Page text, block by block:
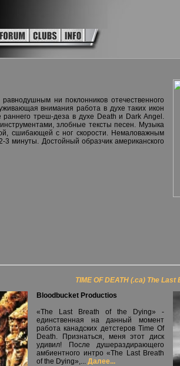
ни поклонников отечественного
внимания работа в духе таких икон
раннего треш-деза в духе Death и Dark Angel.
злобные тексты песен. Музыка
сшибающей с ног скорости. Немаловажным
минуты. Достойный образчик американского
TIME OF DEATH (.ca) The
Bloodbucket Productios
«The Last Breath of the Dying» -
единственная на данный момент
работа канадских детстеров Time Of
Death. Признаться, меня этот диск
удивил! После душераздирающего
амбиентного интро «The Last Breath
of the Dying»,... Далее...